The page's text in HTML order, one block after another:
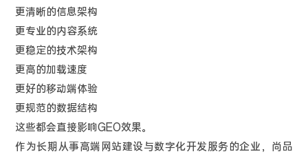
更清晰的信息架构
更专业的内容系统
更稳定的技术架构
更高的加载速度
更好的移动端体验
更规范的数据结构
这些都会直接影响GEO效果。
作为长期从事高端网站建设与数字化开发服务的企业，尚品